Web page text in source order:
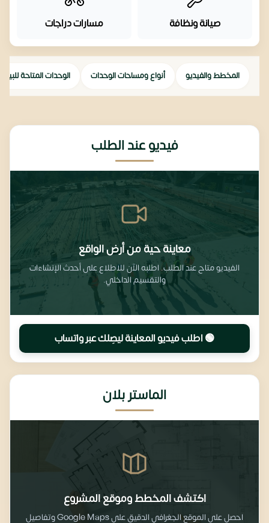
صيانة ونظافة مسارات دراجات
المخطط والفيديو أنواع ومساحات الوحدات الوحدات المتاحة للبيع
فيديو عند الطلب
معاينة حية من أرض الواقع
الفيديو متاح عند الطلب. اطلبه الآن للاطلاع على أحدث الإنشاءات
والتقسيم الداخلي.
🟢 اطلب فيديو المعاينة ليصِلك عبر واتساب
الماستر بلان
اكتشف المخطط وموقع المشروع
احصل على الموقع الجغرافي الدقيق على Google Maps وتفاصيل